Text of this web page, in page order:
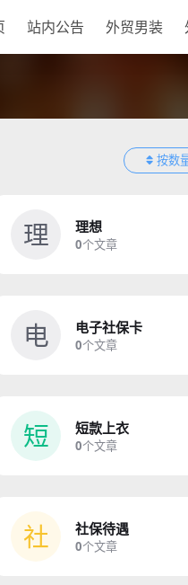
站内公告 外贸男装
按数
理 理想
0个文章
电 电子社保卡
0个文章
短 短款上衣
0个文章
社 社保待遇
0个文章